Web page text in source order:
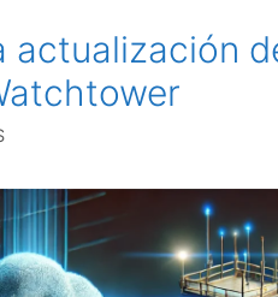
actualización